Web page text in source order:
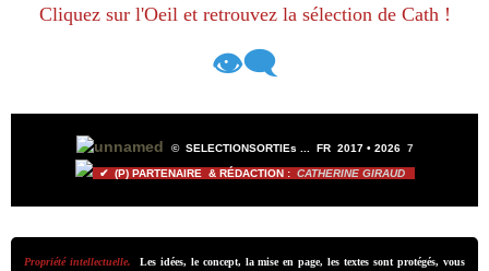
Cliquez sur l'Oeil et retrouvez la sélection de Cath !
👁️‍🗨️
© SELECTIONSORTIEs ... FR 2017 • 2026 7
✔ (P) PARTENAIRE & RÉDACTION : CATHERINE GIRAUD
Propriété intellectuelle.
Les idées, le concept, la mise en page, les textes sont protégés, vous